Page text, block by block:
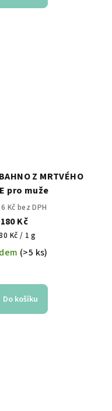
Z MRTVÉHO
pro muže
Kč bez DPH
180 Kč
Kč / 1 g
(>5 ks)
Do košíku